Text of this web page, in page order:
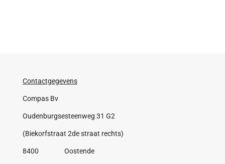
Contactgegevens
Compas Bv
Oudenburgsesteenweg 31 G2
(Biekorfstraat 2de straat rechts)
8400 Oostende